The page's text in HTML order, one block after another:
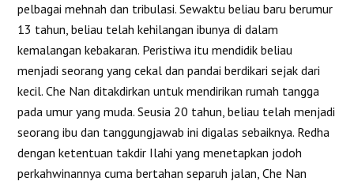
pelbagai mehnah dan tribulasi. Sewaktu beliau baru berumur
13 tahun, beliau telah kehilangan ibunya di dalam
kemalangan kebakaran. Peristiwa itu mendidik beliau
menjadi seorang yang cekal dan pandai berdikari sejak dari
kecil. Che Nan ditakdirkan untuk mendirikan rumah tangga
pada umur yang muda. Seusia 20 tahun, beliau telah menjadi
seorang ibu dan tanggungjawab ini digalas sebaiknya. Redha
dengan ketentuan takdir Ilahi yang menetapkan jodoh
perkahwinannya cuma bertahan separuh jalan, Che Nan